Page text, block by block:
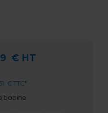
€ HT
€ TTC*
bobine